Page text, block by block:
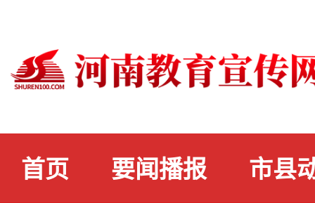
首页 要闻播报 市县